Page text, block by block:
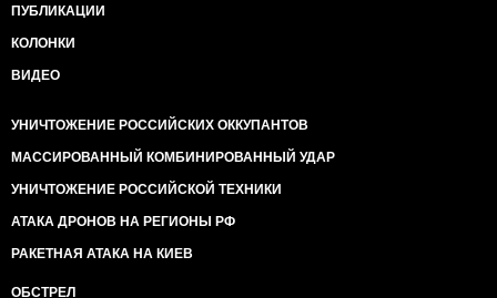
ПУБЛИКАЦИИ
КОЛОНКИ
ВИДЕО
УНИЧТОЖЕНИЕ РОССИЙСКИХ ОККУПАНТОВ
МАССИРОВАННЫЙ КОМБИНИРОВАННЫЙ УДАР
УНИЧТОЖЕНИЕ РОССИЙСКОЙ ТЕХНИКИ
АТАКА ДРОНОВ НА РЕГИОНЫ РФ
РАКЕТНАЯ АТАКА НА КИЕВ
ОБСТРЕЛ